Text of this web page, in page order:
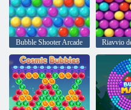
Bubble Shooter Arcade